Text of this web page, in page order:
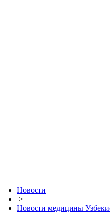
Новости
>
Новости медицины